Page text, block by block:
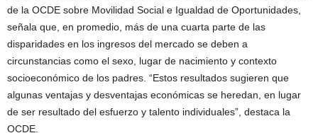
de la OCDE sobre Movilidad Social e Igualdad de Oportunidades,
señala que, en promedio, más de una cuarta parte de las
disparidades en los ingresos del mercado se deben a
circunstancias como el sexo, lugar de nacimiento y contexto
socioeconómico de los padres. “Estos resultados sugieren que
algunas ventajas y desventajas económicas se heredan, en lugar
de ser resultado del esfuerzo y talento individuales”, destaca la
OCDE.